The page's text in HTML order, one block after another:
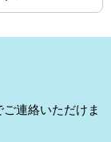
連絡いただけま